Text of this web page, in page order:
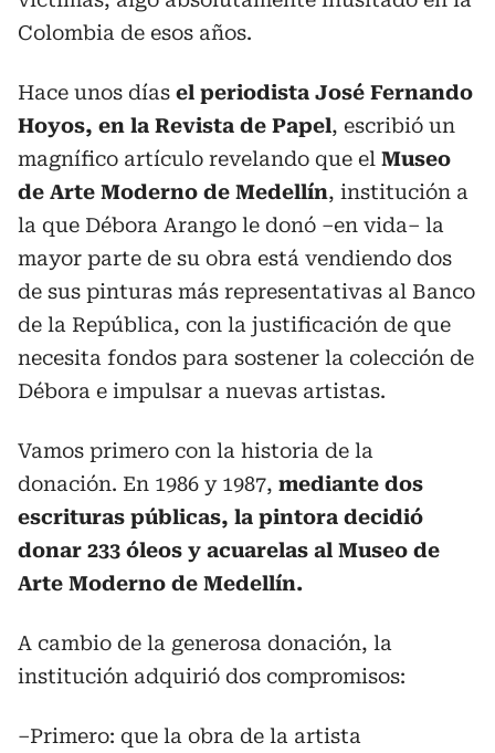
Colombia de esos años.
Hace unos días el periodista José Fernando
Hoyos, en la Revista de Papel, escribió un
magnífico artículo revelando que el Museo
de Arte Moderno de Medellín, institución a
la que Débora Arango le donó –en vida– la
mayor parte de su obra está vendiendo dos
de sus pinturas más representativas al Banco
de la República, con la justificación de que
necesita fondos para sostener la colección de
Débora e impulsar a nuevas artistas.
Vamos primero con la historia de la
donación. En 1986 y 1987, mediante dos
escrituras públicas, la pintora decidió
donar 233 óleos y acuarelas al Museo de
Arte Moderno de Medellín.
A cambio de la generosa donación, la
institución adquirió dos compromisos:
–Primero: que la obra de la artista